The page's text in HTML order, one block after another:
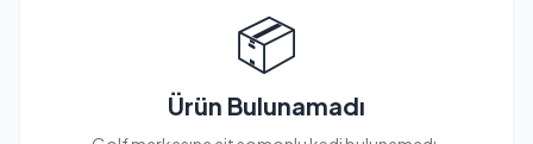
📦
Ürün Bulunamadı